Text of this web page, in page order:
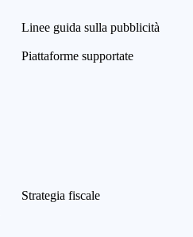
Linee guida sulla pubblicità
Piattaforme supportate
Strategia fiscale